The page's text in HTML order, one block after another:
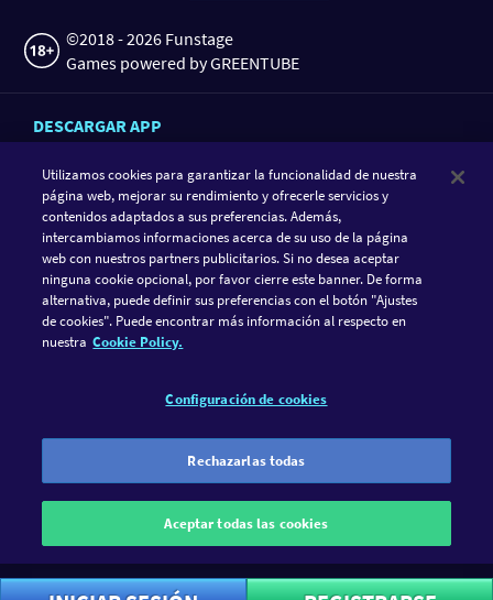
©2018 - 2026 Funstage
Games powered by GREENTUBE
DESCARGAR APP
SIGUE A GAMETWIST
diversión y nada más. Por ese motivo solo puedes jugar con
nuestra divisa virtual ("Twists"). La diversión debería ser
siempre el aspecto más importante de tu actividad de juego.
GameTwist no te ofrece la posibilidad de convertir Twists en una
divisa real.
Utilizamos cookies para garantizar la funcionalidad de nuestra
página web, mejorar su rendimiento y ofrecerle servicios y
contenidos adaptados a sus preferencias. Además,
intercambiamos informaciones acerca de su uso de la página
web con nuestros partners publicitarios. Si no desea aceptar
ninguna cookie opcional, por favor cierre este banner. De forma
alternativa, puede definir sus preferencias con el botón "Ajustes
de cookies". Puede encontrar más información al respecto en
nuestra Cookie Policy.
Configuración de cookies
Rechazarlas todas
Aceptar todas las cookies